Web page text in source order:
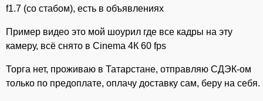
f1.7 (со стабом), есть в объявлениях
Пример видео это мой шоурил где все кадры на эту
камеру, всё снято в Сinеmа 4К 60 fрs
Торга нет, проживаю в Татарстане, отправляю СДЭК-ом
только по предоплате, оплачу доставку сам, беру на себя.